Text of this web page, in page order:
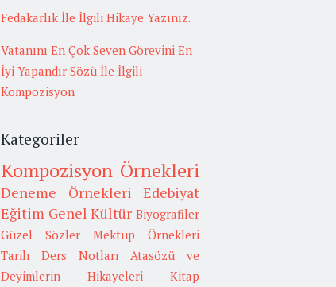
Fedakarlık İle İlgili Hikaye Yazınız.
Vatanını En Çok Seven Görevini En
İyi Yapandır Sözü İle İlgili
Kompozisyon
Kategoriler
Kompozisyon Örnekleri
Deneme Örnekleri
Edebiyat
Eğitim Genel Kültür Biyografiler
Güzel Sözler
Mektup Örnekleri
Tarih
Ders Notları
Atasözü ve
Deyimlerin Hikayeleri
Kitap